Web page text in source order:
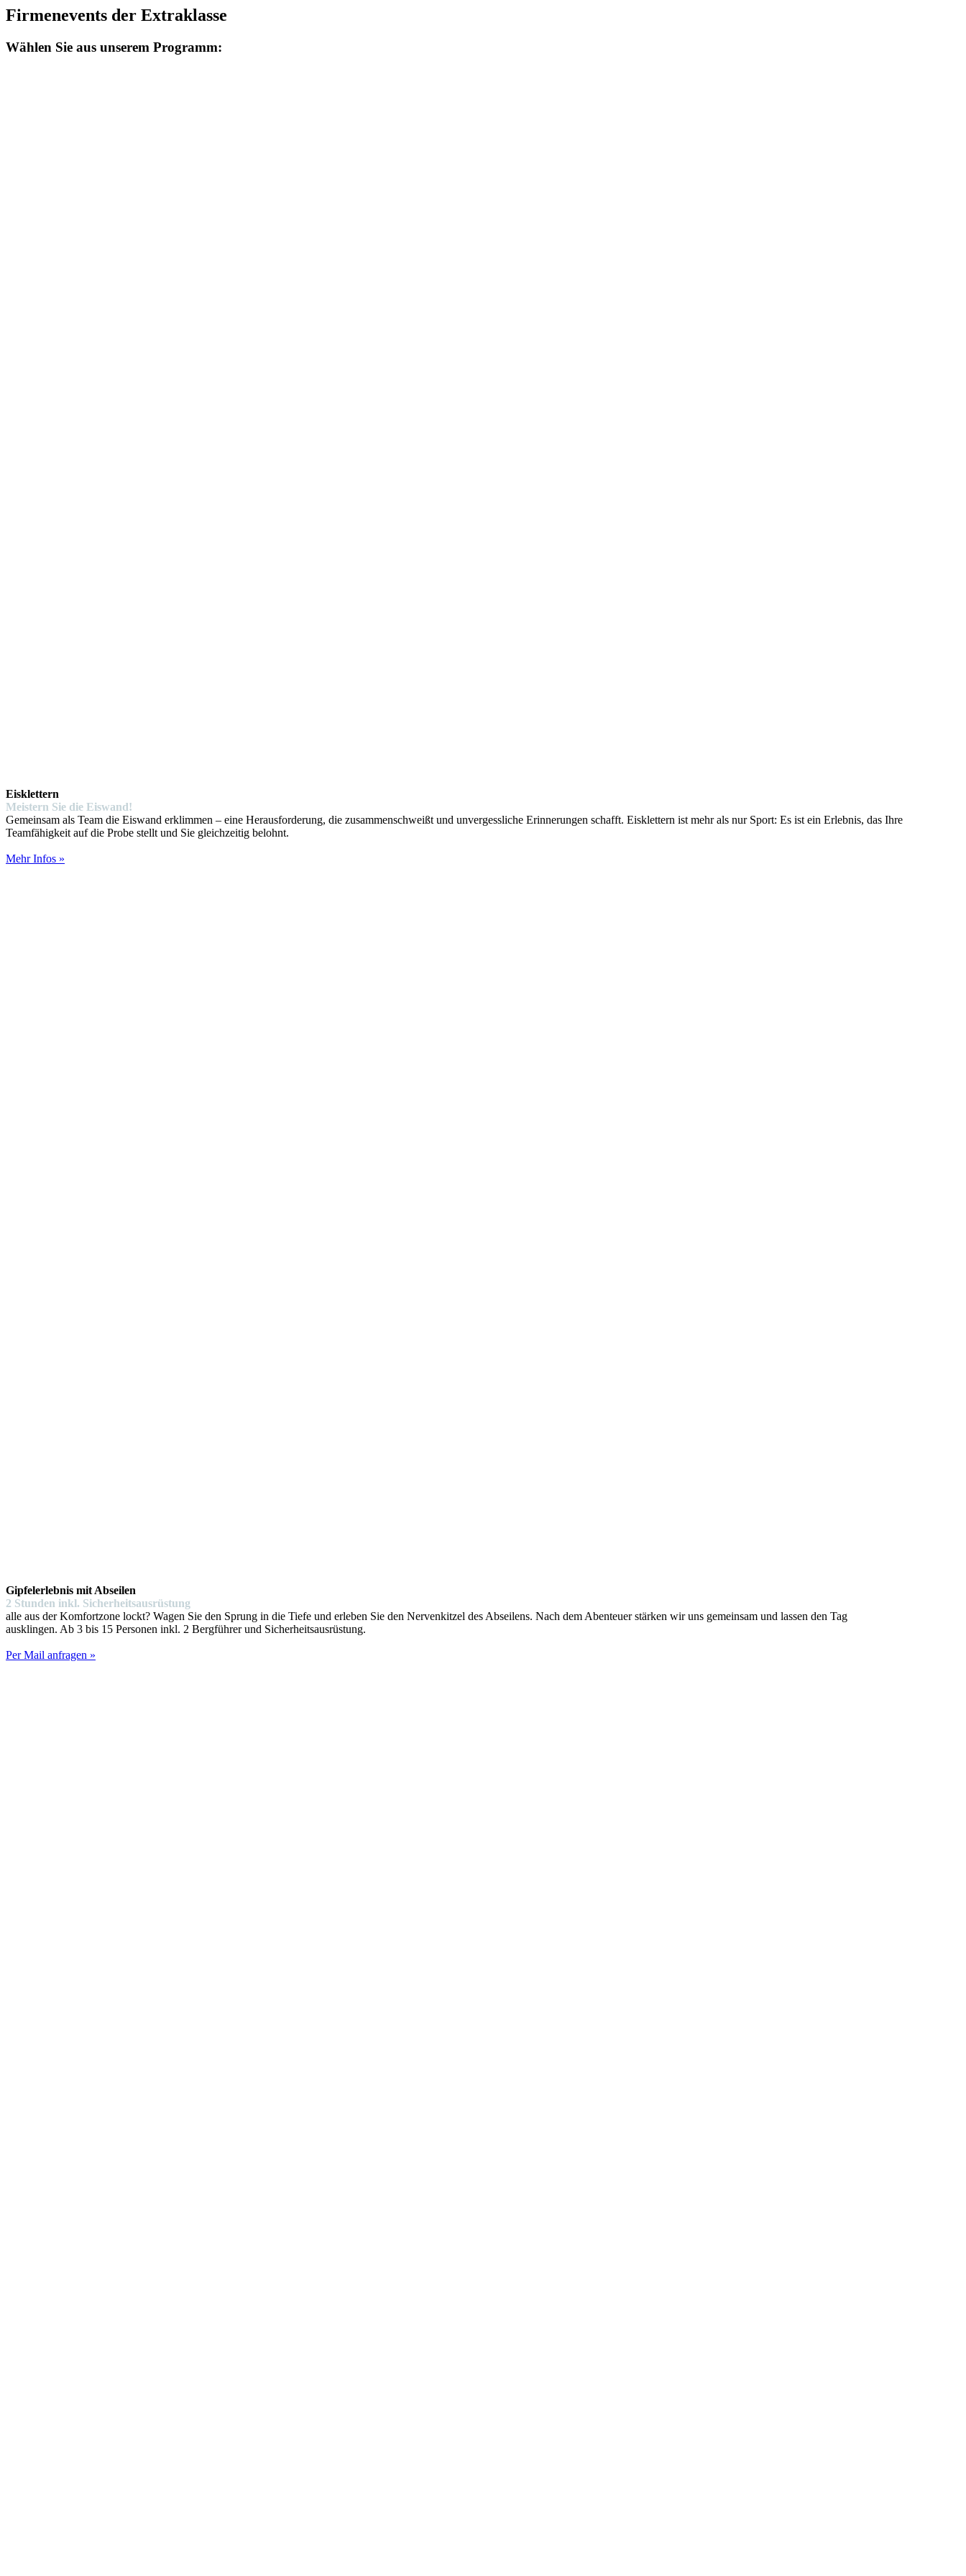
Firmenevents der Extraklasse
Wählen Sie aus unserem Programm:
Eisklettern
Meistern Sie die Eiswand!
Gemeinsam als Team die Eiswand erklimmen – eine Herausforderung, die zusammenschweißt und unvergessliche Erinnerungen schafft. Eisklettern ist mehr als nur Sport: Es ist ein Erlebnis, das Ihre
Teamfähigkeit auf die Probe stellt und Sie gleichzeitig belohnt.
Mehr Infos »
Gipfelerlebnis mit Abseilen
2 Stunden inkl. Sicherheitsausrüstung
alle aus der Komfortzone lockt? Wagen Sie den Sprung in die Tiefe und erleben Sie den Nervenkitzel des Abseilens. Nach dem Abenteuer stärken wir uns gemeinsam und lassen den Tag
ausklingen. Ab 3 bis 15 Personen inkl. 2 Bergführer und Sicherheitsausrüstung.
Per Mail anfragen »